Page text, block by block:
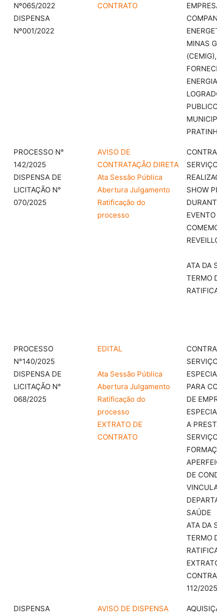
Nº065/2022
DISPENSA
Nº001/2022
CONTRATO
MINAS
PROCESSO N°
142/2025
DISPENSA DE
LICITAÇÃO N°
070/2025
AVISO DE
CONTRATAÇÃO DIRETA
Ata Sessão Pública
Abertura Julgamento
Ratificação do
processo
SHOW
ATA DA
TERMO
PROCESSO
N°140/2025
DISPENSA DE
LICITAÇÃO N°
068/2025
EDITAL
Ata Sessão Pública
Abertura Julgamento
Ratificação do
processo
EXTRATO DE
CONTRATO
PARA
DE
A
DE
SAÚDE
ATA DA
TERMO
112/2025
DISPENSA AVISO DE DISPENSA